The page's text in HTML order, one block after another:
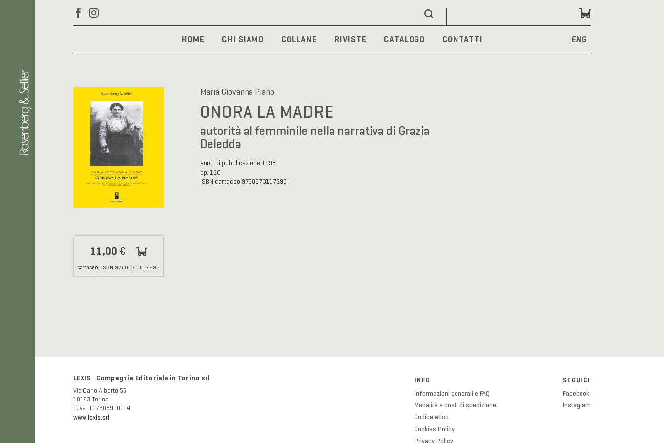
HOME CHI SIAMO COLLANE RIVISTE CATALOGO CONTATTI ENG
11,00 €
cartaceo, ISBN 9788870117295
Maria Giovanna Piano
ONORA LA MADRE
autorità al femminile nella narrativa di Grazia
Deledda
anno di pubblicazione 1998
pp. 120
ISBN cartaceo 9788870117295
LEXIS Compagnia Editoriale in Torino srl
Via Carlo Alberto 55
10123 Torino
p.iva IT07603910014
www.lexis.srl
INFO
Informazioni generali e FAQ
Modalità e costi di spedizione
Codice etico
Cookies Policy
Privacy Policy
SEGUICI
Facebook
Instagram